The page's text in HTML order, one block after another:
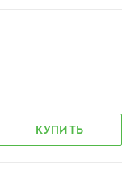
КУПИТЬ